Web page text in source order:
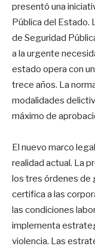
presentó una
Pública del Estado.
de Seguridad
a la urgente
estado opera con
trece años. La
modalidades
máximo de
El nuevo marco
realidad actual. La
los tres órdenes de
certifica a las
las condiciones
implementa
violencia. Las